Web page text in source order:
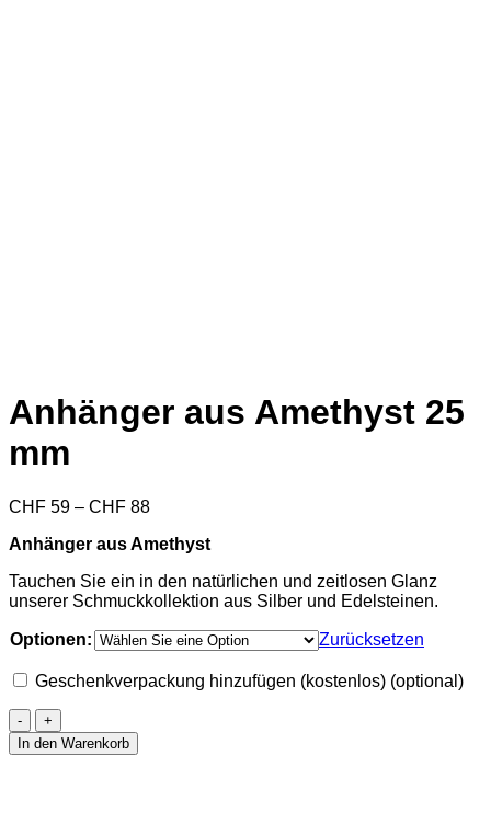
Anhänger aus Amethyst 25
mm
CHF 59 – CHF 88Preisspanne:
bis
Anhänger aus Amethyst
Tauchen Sie ein in den natürlichen und zeitlosen Glanz
unserer Schmuckkollektion aus Silber und Edelsteinen.
Optionen: Zurücksetzen
Geschenkverpackung hinzufügen (kostenlos) (optional)
Anhänger
aus
Amethyst
In den Warenkorb